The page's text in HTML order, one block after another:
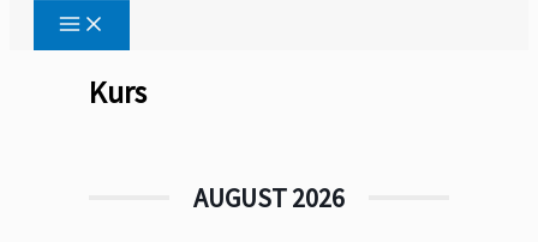
Kurs
AUGUST 2026